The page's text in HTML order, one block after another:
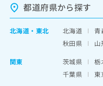
都道府県から探す
北海道 ・ 東北 北海道 青
秋田県
山
関東
茨城県 栃
千葉県
東